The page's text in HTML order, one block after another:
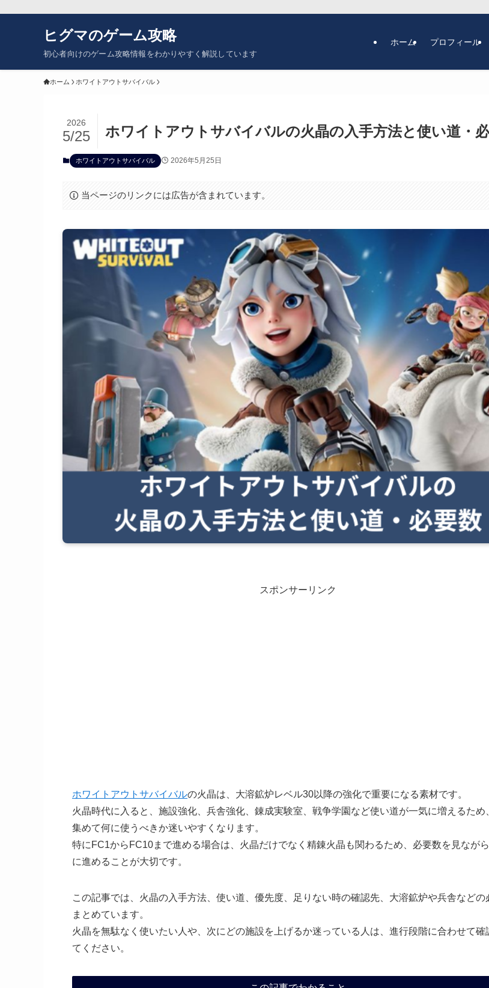
ヒグマのゲーム攻略
初心者向けのゲーム攻略情報をわかりやすく解説しています
ホーム プロフィール
ホーム ホワイトアウトサバイバル
ホワイトアウトサバイバルの火晶の入手方法と使い道・
2026
5/25
ホワイトアウトサバイバル 2026年5月25日
当ページのリンクには広告が含まれています。
スポンサーリンク
ホワイトアウトサバイバルの火晶は、大溶鉱炉レベル30以降の強化で重要になる素材です。
火晶時代に入ると、施設強化、兵舎強化、錬成実験室、戦争学園など使い道が一気に増えるため
集めて何に使うべきか迷いやすくなります。
特にFC1からFC10まで進める場合は、火晶だけでなく精錬火晶も関わるため、必要数を見なが
に進めることが大切です。
この記事では、火晶の入手方法、使い道、優先度、足りない時の確認先、大溶鉱炉や兵舎などの
まとめています。
火晶を無駄なく使いたい人や、次にどの施設を上げるか迷っている人は、進行段階に合わせて確
てください。